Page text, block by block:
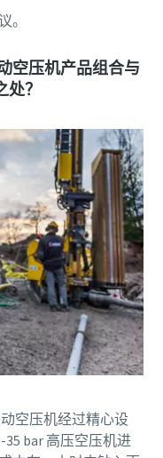
。
空压机产品组合与
？
空压机经过精心设
bar 高压空压机进